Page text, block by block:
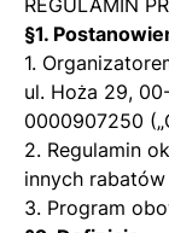
REGULAMIN
§1.
1.
ul. Hoża 29,
0000907250
2. Regulamin
innych
3. Program